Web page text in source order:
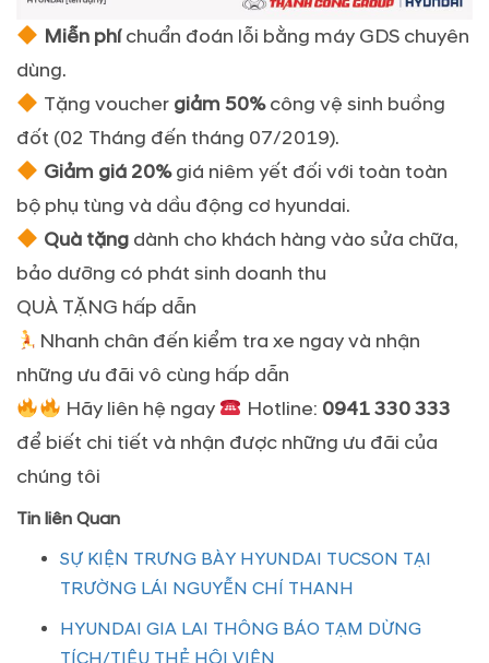
Miễn phíchuẩn đoán lỗi bằng máy GDS chuyên
dùng.
Tặng voucher giảm 50%công vệ sinh buồng
đốt (02 Tháng đến tháng 07/2019).
Giảm giá 20%giá niêm yết đối với toàn toàn
bộ phụ tùng và dầu động cơ hyundai.
Quà tặngdành cho khách hàng vào sửa chữa,
bảo dưỡng có phát sinh doanh thu
QUÀ TẶNG hấp dẫn
Nhanh chân đến kiểm tra xe ngay và nhận
những ưu đãi vô cùng hấp dẫn
Hãy liên hệ ngay
Hotline: 0941 330 333
để biết chi tiết và nhận được những ưu đãi của
chúng tôi
Tin liên Quan
SỰ KIỆN TRƯNG BÀY HYUNDAI TUCSON TẠI
TRƯỜNG LÁI NGUYỄN CHÍ THANH
HYUNDAI GIA LAI THÔNG BÁO TẠM DỪNG
TÍCH/TIÊU THẺ HỘI VIÊN